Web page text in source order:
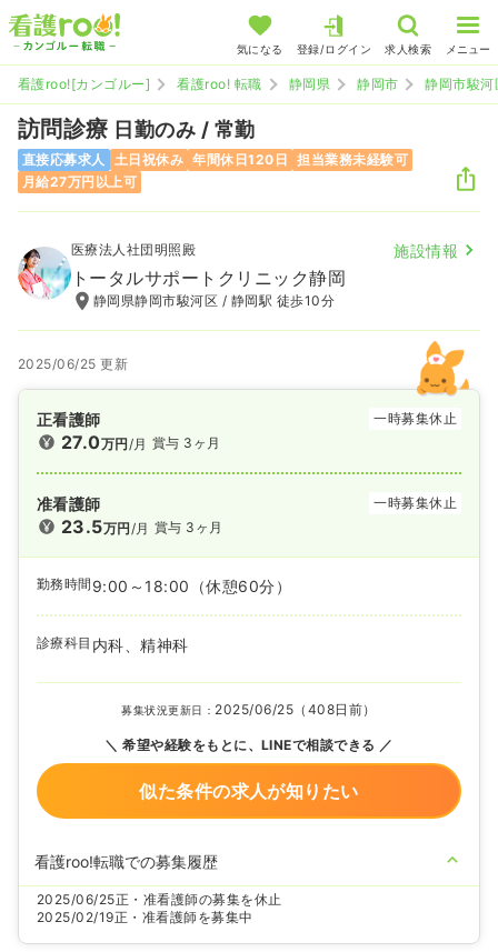
気になる 登録/ログイン 求人検索 メニュー
看護roo![カンゴルー] 看護roo! 転職 静岡県 静岡市 静岡市駿河
訪問診療 日勤のみ / 常勤
直接応募求人 土日祝休み 年間休日120日
担当業務未経験可
月給27万円以上可
医療法人社団明照殿 施設情報
トータルサポートクリニック静岡
静岡県静岡市駿河区 / 静岡駅 徒歩10分
2025/06/25 更新
正看護師 一時募集休止
27.0万円/月 賞与 3ヶ月
准看護師 一時募集休止
23.5万円/月 賞与 3ヶ月
勤務時間 9:00～18:00 （休憩60分）
診療科目 内科、精神科
募集状況更新日： 2025/06/25（408日前）
希望や経験をもとに、LINEで相談できる
似た条件の求人が知りたい
看護roo!転職での募集履歴
2025/06/25正・准看護師の募集を休止
2025/02/19正・准看護師を募集中